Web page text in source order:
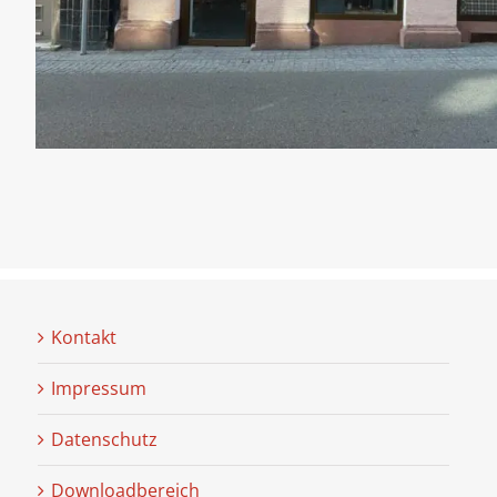
Kontakt
Impressum
Datenschutz
Downloadbereich